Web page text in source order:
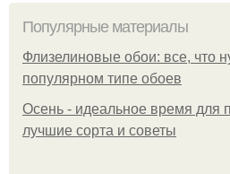
Популярные материалы
Флизелиновые обои: все, что
популярном типе обоев
Осень - идеальное время для
лучшие сорта и советы